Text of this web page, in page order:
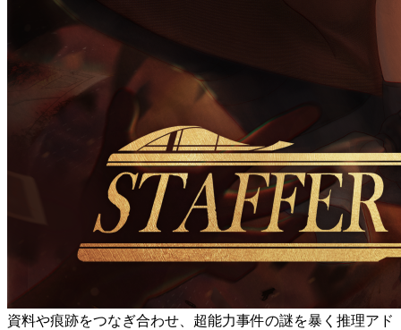
資料や痕跡をつなぎ合わせ、超能力事件の謎を暴く推理アド